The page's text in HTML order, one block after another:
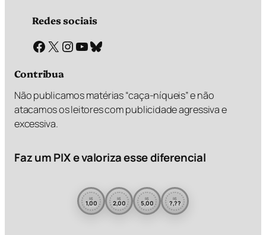
Redes sociais
Facebook X Instagram Youtube Bluesky
Contribua
Não publicamos matérias “caça-níqueis” e não
atacamos os leitores com publicidade agressiva e
excessiva.
Faz um PIX e valoriza esse diferencial
R$
1,00 R$
2,00 R$
5,00 R$
?,??